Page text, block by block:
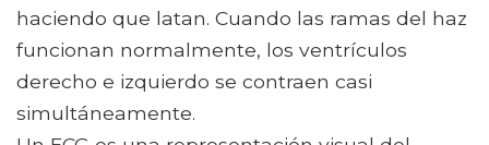
haciendo que latan. Cuando las ramas del haz
funcionan normalmente, los ventrículos
derecho e izquierdo se contraen casi
simultáneamente.